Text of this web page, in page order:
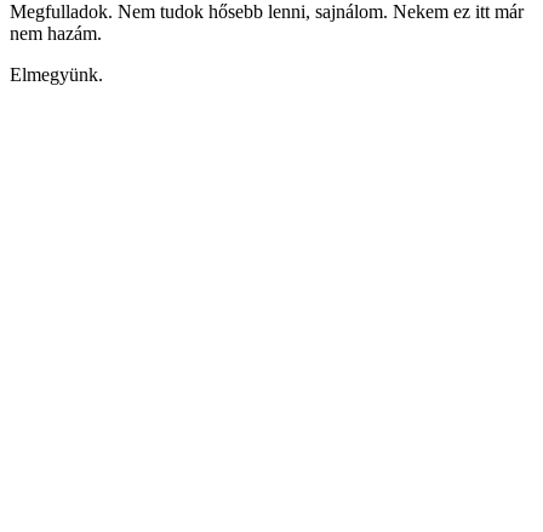
Megfulladok. Nem tudok hősebb lenni, sajnálom. Nekem ez itt már
nem hazám.
Elmegyünk.